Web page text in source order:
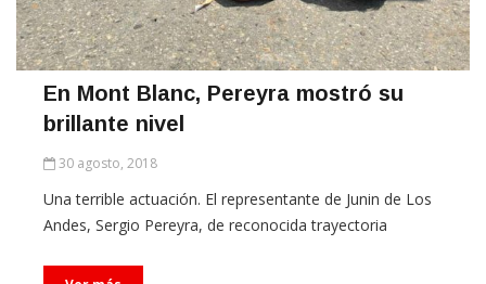
En Mont Blanc, Pereyra mostró su
brillante nivel
Una terrible actuación. El representante de Junin de Los
Andes, Sergio Pereyra, de reconocida trayectoria